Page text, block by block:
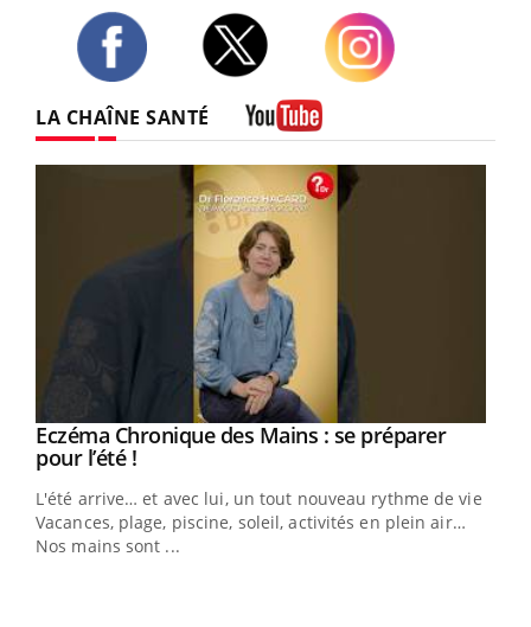
LA CHAÎNE SANTÉ
Youtube
Eczéma Chronique des Mains : se préparer
pour l’été !Youtube
L'été arrive… et avec lui, un tout nouveau rythme de vie !
Vacances, plage, piscine, soleil, activités en plein air…
Nos mains sont ...